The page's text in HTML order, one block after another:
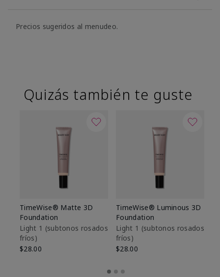
Precios sugeridos al menudeo.
Quizás también te guste
TimeWise® Matte 3D
Foundation
Light 1​ (subtonos rosados
fríos)
$28.00
TimeWise® Luminous 3D
Foundation
Light 1​ (subtonos rosados
fríos)
$28.00